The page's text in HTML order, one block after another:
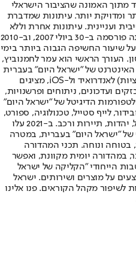
מתוך האמונה שהציבור הישראלי
ומדויקת יותר. עיתונות שמדברת
ועניינית. עיתונות אחרת וללא
תשלום. המהדורה המודפסת הראשונה פורסמה ב-30 ביולי 2007, וב-2010
שיעור החשיפה הגבוה ביותר בימי
העורך הראשי הוא עמר לחמנוביץ,
של "ישראל היום" בעברית
ובאנגלית, כמו כן היישומונים (אפליקציות) לאנדרואיד ול-iOS, מציגים
ועדכונים, ניתוחים ופרשנויות,
הדיגיטל של "ישראל היום"
לייף סטייל, טכנולוגיה, ספורט,
כלכלה וצרכנות, בריאות, חיילים, אוכל, יהדות, תיירות ורכב. ב-2021 עלו
של "ישראל היום" בעברית, במטרה
בטוחה ונוחה. תכני המהדורה
במהדורה יומית מקוונת, ואפשר
הייחודי "הקליקה של ישראל
על מוצרים ושירותים. ישראל
לשיפור מקהל הקוראים. פנו אלינו